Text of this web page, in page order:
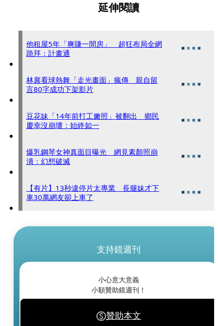
延伸閱讀
他租屋5年「爽賺一間房」 超狂布局全網
跪拜：計畫通
林襄看球熱舞「走光畫面」瘋傳 親自留
言80字成功下架影片
豆花妹「14年前打工嫩照」被翻出 鄉民
慶幸沒崩壞：始終如一
爆乳鋼琴女神真面目曝光 網見素顏照崩
潰：幻想破滅
【有片】13秒違停片太專業 長腿妹才下
車30萬網友卻上車了
支持鏡週刊
小心意大意義
小額贊助鏡週刊！
贊助本文